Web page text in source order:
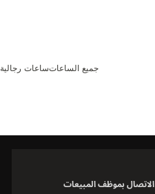
جميع الساعاتساعات رجالية
الاتصال بموظف المبيعات